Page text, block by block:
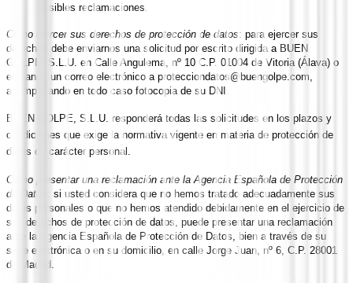
posibles reclamaciones.
Cómo ejercer sus derechos de protección de datos: para ejercer sus
derechos debe enviarnos una solicitud por escrito dirigida a BUEN
GOLPE, S.L.U. en Calle Angulema, nº 10 C.P. 01004 de Vitoria (Álava) o
enviando un correo electrónico a protecciondatos@buengolpe.com
acompañando en todo caso fotocopia de su DNI.
BUEN GOLPE, S.L.U. responderá todas las solicitudes en los plazos y
condiciones que exige la normativa vigente en materia de protección de
datos de carácter personal.
Cómo presentar una reclamación ante la Agencia Española de Protección
de Datos
: si usted considera que no hemos tratado adecuadamente sus
datos personales o que no hemos atendido debidamente en el ejercicio de
sus derechos de protección de datos, puede presentar una reclamación
ante la Agencia Española de Protección de Datos, bien a través de su
sede electrónica o en su domicilio, en calle Jorge Juan, nº 6, C.P. 28001
de Madrid.